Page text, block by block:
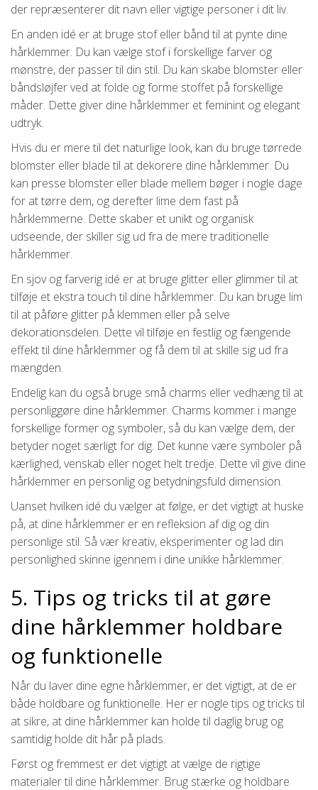
der repræsenterer dit navn eller vigtige personer i dit liv.
En anden idé er at bruge stof eller bånd til at pynte dine
hårklemmer. Du kan vælge stof i forskellige farver og
mønstre, der passer til din stil. Du kan skabe blomster eller
båndsløjfer ved at folde og forme stoffet på forskellige
måder. Dette giver dine hårklemmer et feminint og elegant
udtryk.
Hvis du er mere til det naturlige look, kan du bruge tørrede
blomster eller blade til at dekorere dine hårklemmer. Du
kan presse blomster eller blade mellem bøger i nogle dage
for at tørre dem, og derefter lime dem fast på
hårklemmerne. Dette skaber et unikt og organisk
udseende, der skiller sig ud fra de mere traditionelle
hårklemmer.
En sjov og farverig idé er at bruge glitter eller glimmer til at
tilføje et ekstra touch til dine hårklemmer. Du kan bruge lim
til at påføre glitter på klemmen eller på selve
dekorationsdelen. Dette vil tilføje en festlig og fængende
effekt til dine hårklemmer og få dem til at skille sig ud fra
mængden.
Endelig kan du også bruge små charms eller vedhæng til at
personliggøre dine hårklemmer. Charms kommer i mange
forskellige former og symboler, så du kan vælge dem, der
betyder noget særligt for dig. Det kunne være symboler på
kærlighed, venskab eller noget helt tredje. Dette vil give dine
hårklemmer en personlig og betydningsfuld dimension.
Uanset hvilken idé du vælger at følge, er det vigtigt at huske
på, at dine hårklemmer er en refleksion af dig og din
personlige stil. Så vær kreativ, eksperimenter og lad din
personlighed skinne igennem i dine unikke hårklemmer.
5. Tips og tricks til at gøre
dine hårklemmer holdbare
og funktionelle
Når du laver dine egne hårklemmer, er det vigtigt, at de er
både holdbare og funktionelle. Her er nogle tips og tricks til
at sikre, at dine hårklemmer kan holde til daglig brug og
samtidig holde dit hår på plads.
Først og fremmest er det vigtigt at vælge de rigtige
materialer til dine hårklemmer. Brug stærke og holdbare